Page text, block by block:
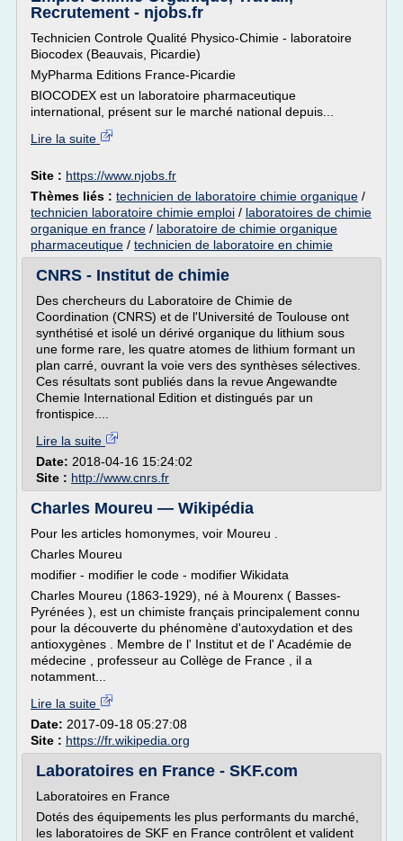
Recrutement - njobs.fr
Technicien Controle Qualité Physico-Chimie - laboratoire
Biocodex (Beauvais, Picardie)
MyPharma Editions France-Picardie
BIOCODEX est un laboratoire pharmaceutique
international, présent sur le marché national depuis...
Lire la suite
Site : https://www.njobs.fr
Thèmes liés : technicien de laboratoire chimie organique /
technicien laboratoire chimie emploi / laboratoires de chimie
organique en france / laboratoire de chimie organique
pharmaceutique / technicien de laboratoire en chimie
CNRS - Institut de chimie
Des chercheurs du Laboratoire de Chimie de
Coordination (CNRS) et de l'Université de Toulouse ont
synthétisé et isolé un dérivé organique du lithium sous
une forme rare, les quatre atomes de lithium formant un
plan carré, ouvrant la voie vers des synthèses sélectives.
Ces résultats sont publiés dans la revue Angewandte
Chemie International Edition et distingués par un
frontispice....
Lire la suite
Date: 2018-04-16 15:24:02
Site : http://www.cnrs.fr
Charles Moureu — Wikipédia
Pour les articles homonymes, voir Moureu .
Charles Moureu
modifier - modifier le code - modifier Wikidata
Charles Moureu (1863-1929), né à Mourenx ( Basses-
Pyrénées ), est un chimiste français principalement connu
pour la découverte du phénomène d'autoxydation et des
antioxygènes . Membre de l' Institut et de l' Académie de
médecine , professeur au Collège de France , il a
notamment...
Lire la suite
Date: 2017-09-18 05:27:08
Site : https://fr.wikipedia.org
Laboratoires en France - SKF.com
Laboratoires en France
Dotés des équipements les plus performants du marché,
les laboratoires de SKF en France contrôlent et valident